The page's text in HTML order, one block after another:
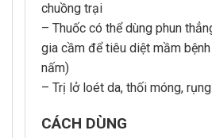
chuồng trại
– Thuốc có thể dùng phun
gia cầm để tiêu diệt mầm
nấm)
– Trị lở loét da, thối móng,
CÁCH DÙNG